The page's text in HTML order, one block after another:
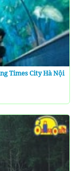
Times City Hà Nội